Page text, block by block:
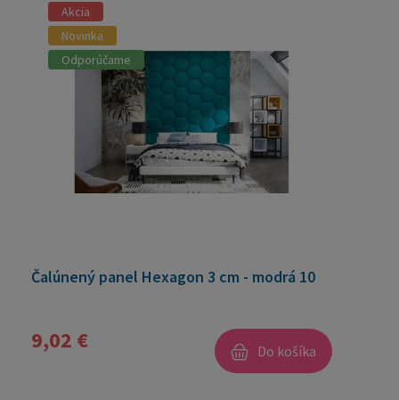
Akcia
Novinka
Odporúčame
Čalúnený panel Hexagon 3 cm - modrá 10
9,02 € Do košíka